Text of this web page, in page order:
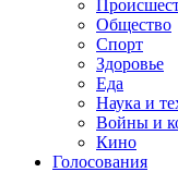
Общество
Спорт
Здоровье
Еда
Наука и
Войны и
Кино
Голосования